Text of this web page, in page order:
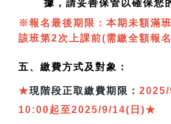
據，請妥善保管以確保您
※報名最後期限：本期未額滿
該班第2次上課前(需繳全額報名
五、繳費方式及對象：
★現階段正取繳費期限： 2025/
10:00起至2025/9/14(日)★